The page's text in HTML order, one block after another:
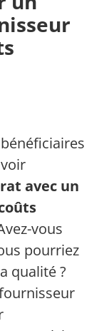
avec un
vous
pourriez
qualité ?